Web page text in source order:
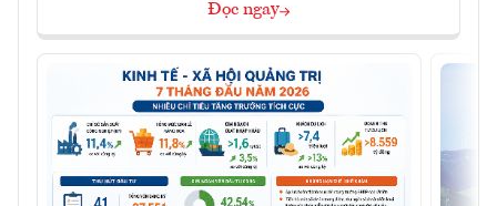
Đọc ngay